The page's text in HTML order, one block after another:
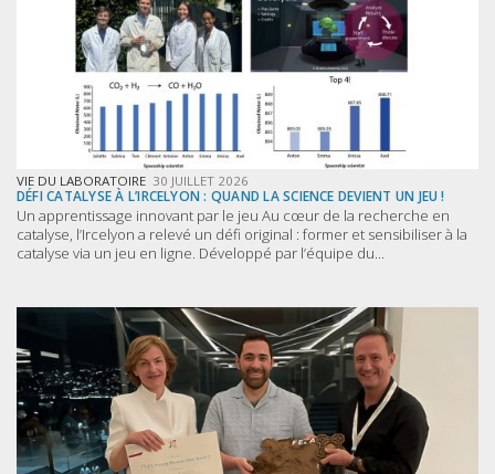
VIE DU LABORATOIRE 30 JUILLET 2026
DÉFI CATALYSE À L’IRCELYON : QUAND LA SCIENCE DEVIENT UN JEU !
Un apprentissage innovant par le jeu Au cœur de la recherche en
catalyse, l’Ircelyon a relevé un défi original : former et sensibiliser à la
catalyse via un jeu en ligne. Développé par l’équipe du...